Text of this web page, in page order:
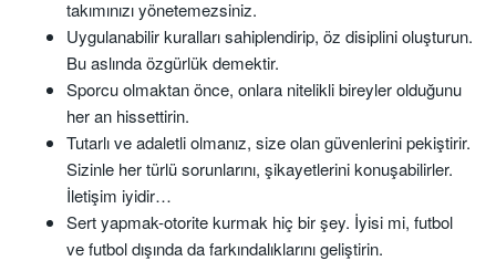
takımınızı yönetemezsiniz.
Uygulanabilir kuralları sahiplendirip, öz disiplini oluşturun.
Bu aslında özgürlük demektir.
Sporcu olmaktan önce, onlara nitelikli bireyler olduğunu
her an hissettirin.
Tutarlı ve adaletli olmanız, size olan güvenlerini pekiştirir.
Sizinle her türlü sorunlarını, şikayetlerini konuşabilirler.
İletişim iyidir…
Sert yapmak-otorite kurmak hiç bir şey. İyisi mi, futbol
ve futbol dışında da farkındalıklarını geliştirin.